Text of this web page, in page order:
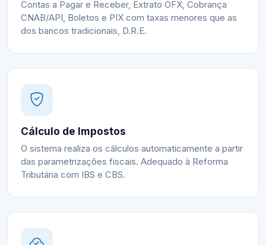
Contas a Pagar e Receber, Extrato OFX, Cobrança
CNAB/API, Boletos e PIX com taxas menores que as
dos bancos tradicionais, D.R.E.
Cálculo de Impostos
O sistema realiza os cálculos automaticamente a partir
das parametrizações fiscais. Adequado à Reforma
Tributária com IBS e CBS.